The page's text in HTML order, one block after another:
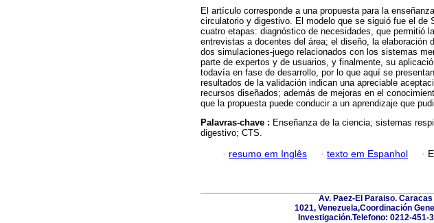
El artículo corresponde a una propuesta para la
circulatorio y digestivo. El modelo que se siguió fue el de
cuatro etapas: diagnóstico de necesidades, que permitió
entrevistas a docentes del área; el diseño, la elaboración
dos simulaciones-juego relacionados con los sistemas
parte de expertos y de usuarios, y finalmente, su
todavía en fase de desarrollo, por lo que aquí se
resultados de la validación indican una apreciable
recursos diseñados; además de mejoras en el
que la propuesta puede conducir a un aprendizaje que
Palavras-chave : Enseñanza de la ciencia; sistemas
digestivo; CTS.
· resumo em Inglês · texto em Espanhol ·
Av. Paez-El Paraiso. Caracas
1021, Venezuela,Coordinación
Investigación.Telefono: 0212-451-